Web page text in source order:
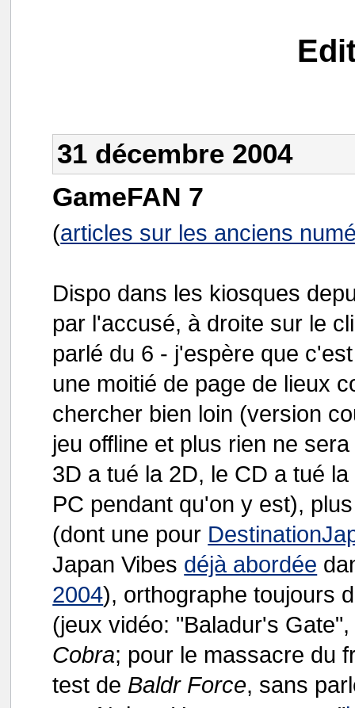
31 décembre 2004
GameFAN 7
(articles sur les anciens
Dispo dans les kiosques
par l'accusé, à droite sur le
parlé du 6 - j'espère que
une moitié de page de lieux
chercher bien loin (version
jeu offline et plus rien ne
3D a tué la 2D, le CD a tué
PC pendant qu'on y est),
(dont une pour
Japan Vibes déjà abordée
2004), orthographe toujours
(jeux vidéo: "Baladur's
Cobra; pour le massacre du
test de Baldr Force, sans